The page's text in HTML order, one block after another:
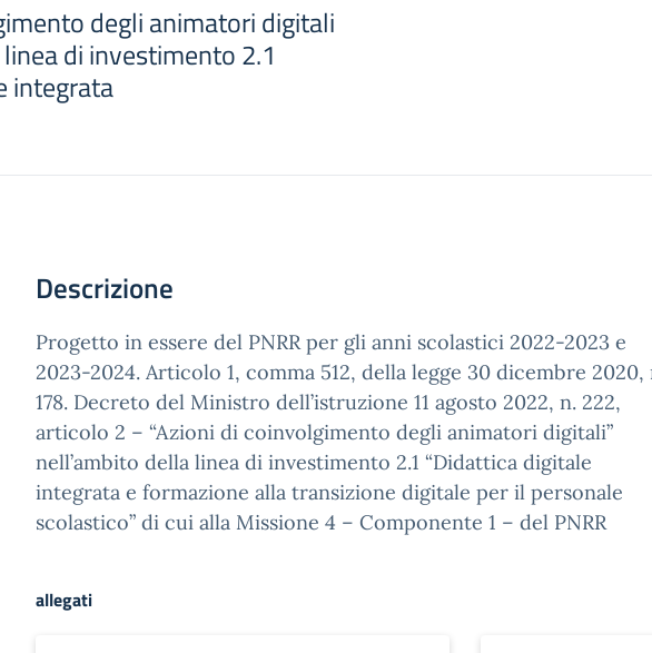
degli animatori digitali
di investimento 2.1
integrata
Descrizione
Progetto in essere del PNRR per gli anni scolastici 2022-2023 e
2023-2024. Articolo 1, comma 512, della legge 30 dicembre 2020,
178. Decreto del Ministro dell’istruzione 11 agosto 2022, n. 222,
articolo 2 – “Azioni di coinvolgimento degli animatori digitali”
nell’ambito della linea di investimento 2.1 “Didattica digitale
integrata e formazione alla transizione digitale per il personale
scolastico” di cui alla Missione 4 – Componente 1 – del PNRR
allegati